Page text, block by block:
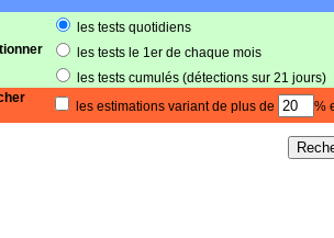
les tests quotidiens
les tests le 1er de chaque mois
les tests cumulés (détections sur 21 jours)
les estimations variant de plus de %